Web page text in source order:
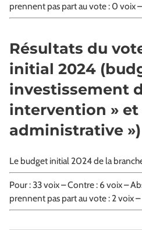
prennent pas part au vote : 0 voix –
Résultats du
initial 2024
investissement
intervention » et
administrative »)
Le budget initial 2024 de la
Pour : 33 voix – Contre : 6 voix –
prennent pas part au vote : 2 voix –